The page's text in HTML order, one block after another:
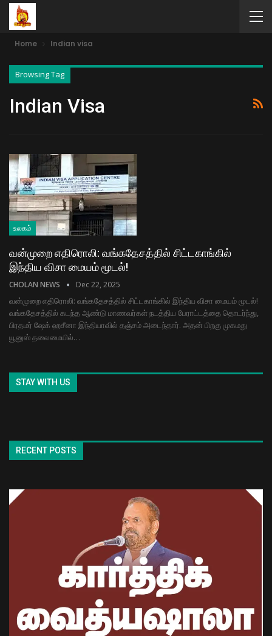
Home Indian visa
Browsing Tag
Indian Visa
உலகம்
வன்முறை எதிரொலி: வங்கதேசத்தில் சிட்​ட​காங்கில்
இந்திய விசா மையம் மூடல்!
CHOLAN NEWS Dec 22, 2025
வன்முறை எதிரொலி: வங்கதேசத்தில் சிட்​ட​காங்கில் இந்திய விசா மையம் மூடல்!
வங்​கதேசத்​தில் கடந்த ஆண்டு மாணவர்​கள் நடத்​திய பேராட்​டத்தை தொடர்ந்​து,
பிரதமர் ஷேக் ஹசீனா இந்​தி​யா​வில் தஞ்​சம் அடைந்​தார். அதன்​ பிறகு முகமது
யூனுஸ் தலை​மை​யில்…
STAY WITH US
RECENT POSTS